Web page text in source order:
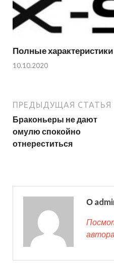
Полные
10.10.2020
ПРЕДЫДУЩАЯ СТАТЬЯ
Браконьеры не дают
омулю спокойно
отнереститься
О